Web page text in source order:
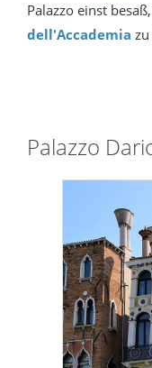
Palazzo einst
dell'Accademia
Palazzo